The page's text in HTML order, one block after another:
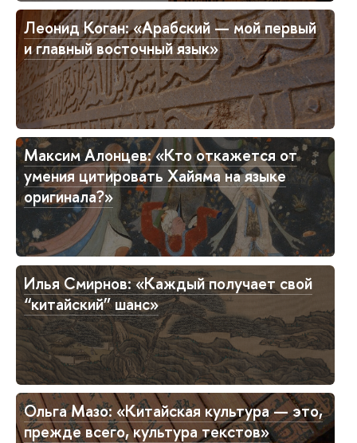
Леонид Коган: «Арабский — мой первый
и главный восточный язык»
Максим Алонцев: «Кто откажется от
умения цитировать Хайяма на языке
оригинала?»
Илья Смирнов: «Каждый получает свой
“китайский” шанс»
Ольга Мазо: «Китайская культура — это,
прежде всего, культура текстов»